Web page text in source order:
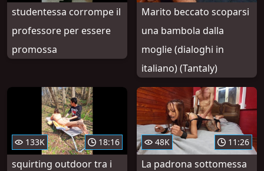
studentessa corrompe il
professore per essere
promossa
Marito beccato scoparsi
una bambola dalla
moglie (dialoghi in
italiano) (Tantaly)
133K 18:16
squirting outdoor tra i
48K 11:26
La padrona sottomessa